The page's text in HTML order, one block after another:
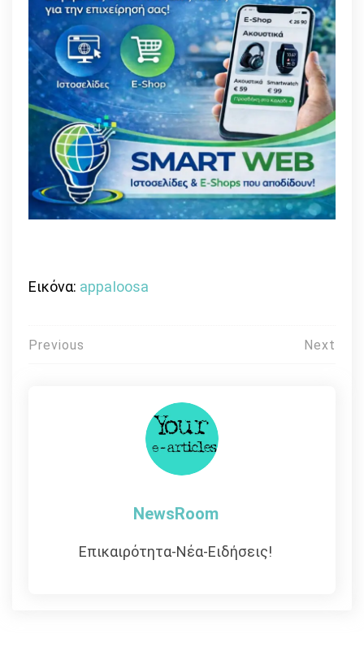
Εικόνα: appaIoosa
Πλοήγηση
Previous Next
NewsRoom
Επικαιρότητα-Νέα-Ειδήσεις!